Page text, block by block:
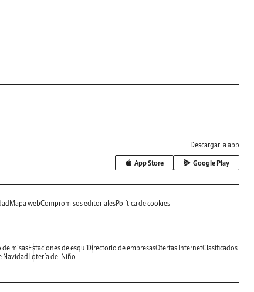
Descargar la app
App Store Google Play
Mapa webCompromisos editorialesPolítica de cookies
de misasEstaciones de esquíDirectorio de empresasOfertas InternetClasificados
Navidad Lotería del Niño